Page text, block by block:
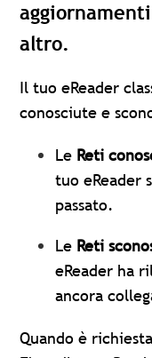
altro.
Il tuo eReader
conosciute e
Le Reti
tuo eReader
passato.
Le Reti
eReader ha
ancora
Quando è